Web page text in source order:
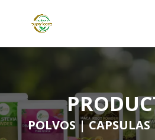
POLVOS |CAPSULAS